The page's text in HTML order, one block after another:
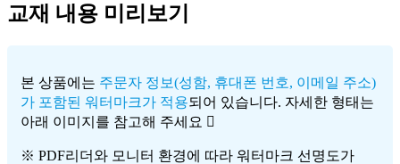
교재 내용 미리보기
본 상품에는 주문자 정보(성함, 휴대폰 번호, 이메일 주소)
가 포함된 워터마크가 적용되어 있습니다. 자세한 형태는
아래 이미지를 참고해 주세요
※ PDF리더와 모니터 환경에 따라 워터마크 선명도가